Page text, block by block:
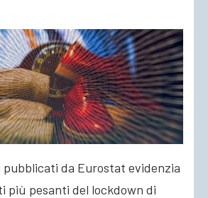
pubblicati da Eurostat evidenzia
più pesanti del lockdown di